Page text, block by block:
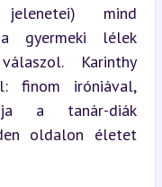
mind
gyermeki lélek
Karinthy
finom iróniával,
a tanár-diák
oldalon életet